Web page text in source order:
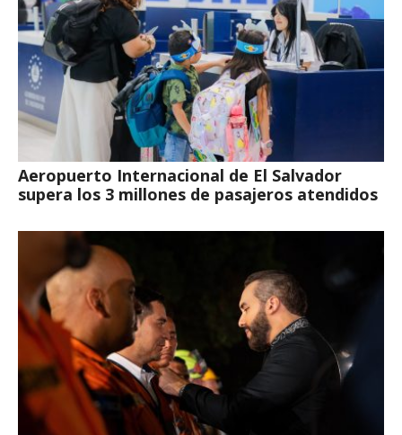
Aeropuerto Internacional de El Salvador
supera los 3 millones de pasajeros atendidos